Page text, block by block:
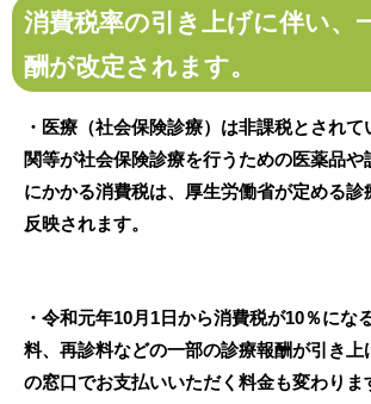
消費税率の引き上げに伴い、
酬が改定されます。
・医療（社会保険診療）は非課税とされ
関等が社会保険診療を行うための医薬品や
にかかる消費税は、厚生労働省が定める診
反映されます。
・令和元年10月1日から消費税が10％にな
料、再診料などの一部の診療報酬が引き上
の窓口でお支払いいただく料金も変わりま